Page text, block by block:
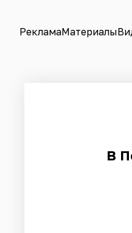
РекламаМатериалы
В